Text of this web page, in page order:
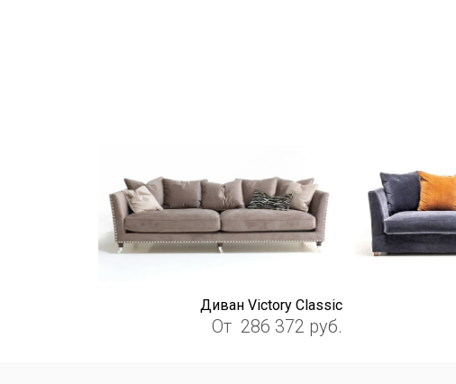
Диван Victory Classic
От 286 372 руб.